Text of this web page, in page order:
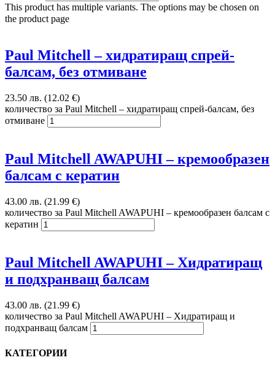
This product has multiple variants. The options may be chosen on
the product page
Paul Mitchell – хидратиращ спрей-
балсам, без отмиване
23.50 лв. (12.02 €)
количество за Paul Mitchell – хидратиращ спрей-балсам, без
отмиване
Paul Mitchell AWAPUHI – кремообразен
балсам с кератин
43.00 лв. (21.99 €)
количество за Paul Mitchell AWAPUHI – кремообразен балсам с
кератин
Paul Mitchell AWAPUHI – Хидратиращ
и подхранващ балсам
43.00 лв. (21.99 €)
количество за Paul Mitchell AWAPUHI – Хидратиращ и
подхранващ балсам
КАТЕГОРИИ